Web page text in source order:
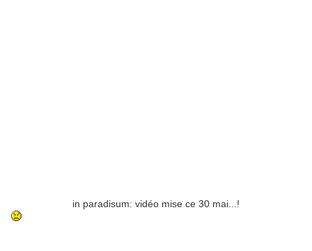
in paradisum: vidéo mise ce 30 mai...!